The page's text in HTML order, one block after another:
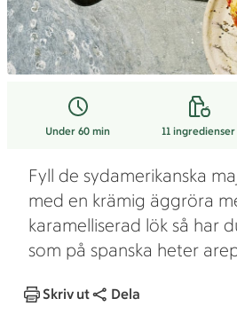
Under 60 min 11ingredienser
Fyll de sydamerikanska
med en krämig äggröra
karamelliserad lök så har
som på spanska heter
Skriv ut Dela